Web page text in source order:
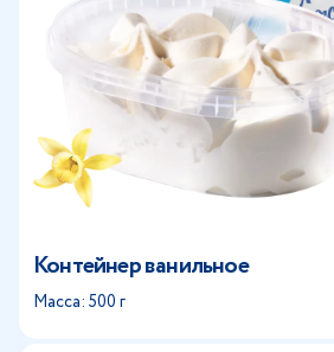
Контейнер ванильное
Масса: 500 г